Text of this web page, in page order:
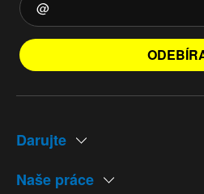
Darujte
Naše práce